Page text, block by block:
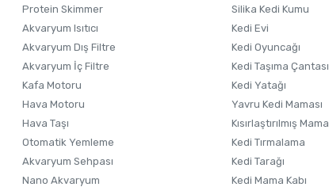
Ürün fiyatı diğer sitelerden daha pahalı.
Bu ürüne benzer farklı alternatifler olmalı.
Protein Skimmer
Akvaryum Isıtıcı
Akvaryum Dış Filtre
Akvaryum İç Filtre
Kafa Motoru
Hava Motoru
Hava Taşı
Otomatik Yemleme
Akvaryum Sehpası
Nano Akvaryum
Silika Kedi Kumu
Kedi Evi
Kedi Oyuncağı
Kedi Taşıma Çantası
Kedi Yatağı
Yavru Kedi Maması
Kısırlaştırılmış Mama
Kedi Tırmalama
Kedi Tarağı
Kedi Mama Kabı